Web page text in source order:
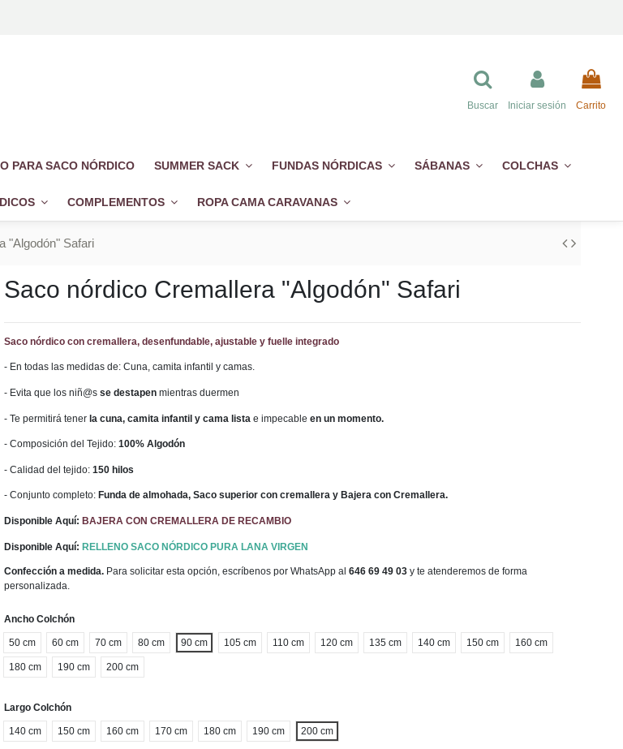
Buscar Iniciar sesión Carrito
PARA SACO NÓRDICO SUMMER SACK FUNDAS NÓRDICAS SÁBANAS COLCHAS
COMPLEMENTOS ROPA CAMA CARAVANAS
"Algodón" Safari
Saco nórdico Cremallera "Algodón" Safari
Saco nórdico con cremallera, desenfundable, ajustable y fuelle integrado
- En todas las medidas de: Cuna, camita infantil y camas.
- Evita que los niñ@sse destapen mientras duermen
- Te permitirá tenerla cuna, camita infantil y cama lista e impecableen un momento.
- Composición del Tejido:100% Algodón
- Calidad del tejido:150 hilos
- Conjunto completo: Funda de almohada, Saco superior con cremallera y Bajera con Cremallera.
Disponible Aquí: BAJERA CON CREMALLERA DE RECAMBIO
Disponible Aquí:RELLENO SACO NÓRDICO PURA LANA VIRGEN
Confección a medida. Para solicitar esta opción, escríbenos por WhatsApp al646 69 49 03y te atenderemos de forma
personalizada.
Ancho Colchón
50 cm 60 cm 70 cm 80 cm 90 cm 105 cm 110 cm 120 cm 135 cm 140 cm 150 cm 160 cm
180 cm 190 cm 200 cm
Largo Colchón
140 cm 150 cm 160 cm 170 cm 180 cm 190 cm 200 cm